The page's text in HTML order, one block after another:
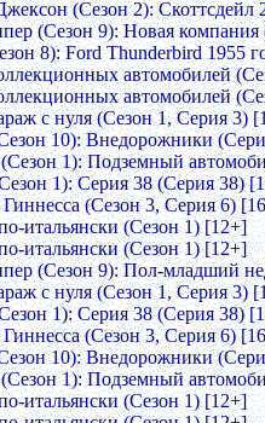
(Сезон 2): Скоттсдейл
(Сезон 9): Новая
8): Ford Thunderbird 1955
автомобилей
автомобилей
с нуля (Сезон 1, Серия 3)
10): Внедорожники
1): Подземный
1): Cерия 38 (Серия 38)
(Сезон 3, Серия 6)
итальянски (Сезон 1) [12+]
итальянски (Сезон 1) [12+]
(Сезон 9): Пол-младший
с нуля (Сезон 1, Серия 3)
1): Cерия 38 (Серия 38)
(Сезон 3, Серия 6)
10): Внедорожники
1): Подземный
итальянски (Сезон 1) [12+]